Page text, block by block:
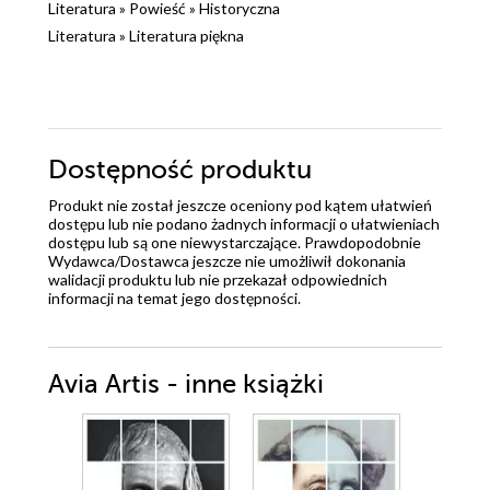
Literatura » Powieść » Historyczna
Literatura » Literatura piękna
Dostępność produktu
Produkt nie został jeszcze oceniony pod kątem ułatwień
dostępu lub nie podano żadnych informacji o ułatwieniach
dostępu lub są one niewystarczające. Prawdopodobnie
Wydawca/Dostawca jeszcze nie umożliwił dokonania
walidacji produktu lub nie przekazał odpowiednich
informacji na temat jego dostępności.
Avia Artis - inne książki